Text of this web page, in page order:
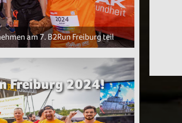
am 7. B2Run Freiburg teil
Freiburg 2024!